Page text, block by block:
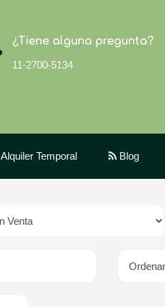
¿Tiene alguna pregunta?
11-2700-5134
Alquiler Temporal Blog